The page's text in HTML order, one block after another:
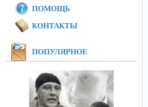
ПОМОЩЬ
КОНТАКТЫ
ПОПУЛЯРНОЕ